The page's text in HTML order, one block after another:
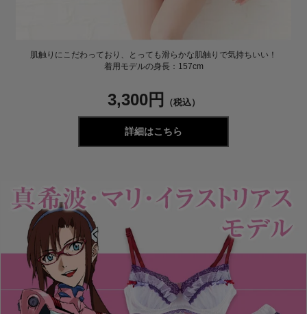
肌触りにこだわっており、とっても滑らかな肌触りで気持ちいい！
着用モデルの身長：157cm
3,300円 （税込）
詳細はこちら